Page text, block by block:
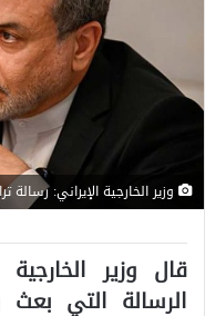
وزير الخارجية الإيراني:
قال وزير الخارجية
الرسالة التي بعث